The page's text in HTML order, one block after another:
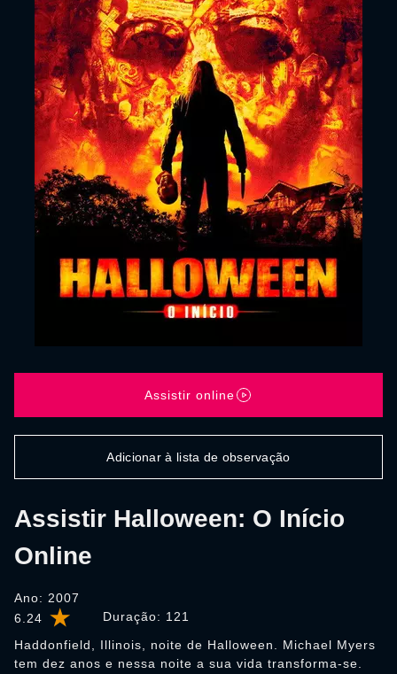
6.24 Duração: 121
Assistir Halloween: O Início
Online
Ano: 2007
Haddonfield, Illinois, noite de Halloween. Michael Myers
tem dez anos e nessa noite a sua vida transforma-se.
Assistir online
Adicionar à lista de observação